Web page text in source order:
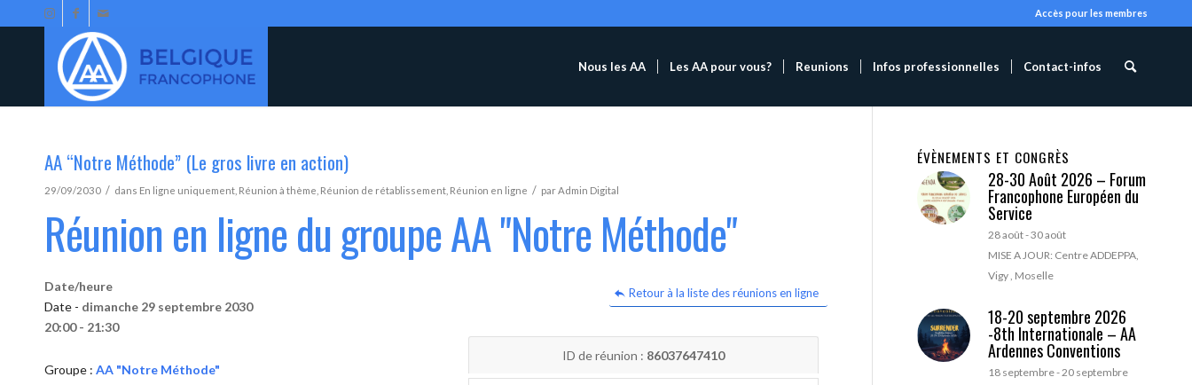
Accès pour les membres
Nous les AA Les AA pour vous? Reunions Infos professionnelles Contact-infos
AA “Notre Méthode” (Le gros livre en action)
29/09/2030 / dans En ligne uniquement Réunion à thème Réunion de rétablissement Réunion en ligne / parAdmin Digital
Réunion en ligne du groupe AA "Notre Méthode"
Retour à la liste des réunions en ligne
Date/heure
Date - dimanche 29 septembre 2030
20:00 - 21:30
Groupe : AA "Notre Méthode"
ID de réunion : 86037647410
ÉVÈNEMENTS ET CONGRÈS
28-30 Août 2026 – Forum
Francophone Européen du
Service
28 août-30 août
MISE A JOUR: Centre ADDEPPA,
Vigy , Moselle
18-20 septembre 2026
-8th Internationale – AA
Ardennes Conventions
18 septembre-20 septembre